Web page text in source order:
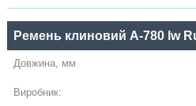
Ремень клиновий A-780 lw